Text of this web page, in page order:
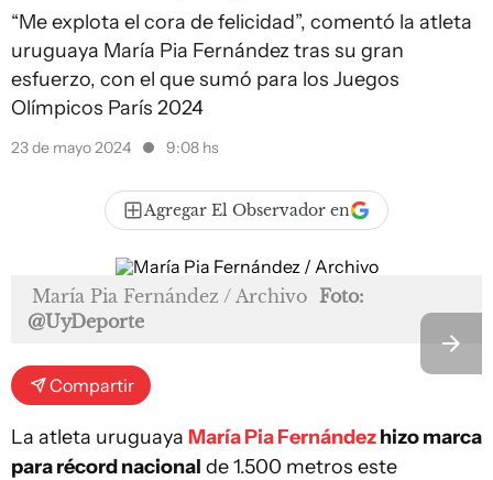
“Me explota el cora de felicidad”, comentó la atleta
uruguaya María Pia Fernández tras su gran
esfuerzo, con el que sumó para los Juegos
Olímpicos París 2024
23 de mayo 2024 9:08 hs
Agregar El Observador en
María Pia Fernández / Archivo Foto:
@UyDeporte
Compartir
La atleta uruguaya María Pia Fernándezhizo marca
para récord nacional de 1.500 metros este